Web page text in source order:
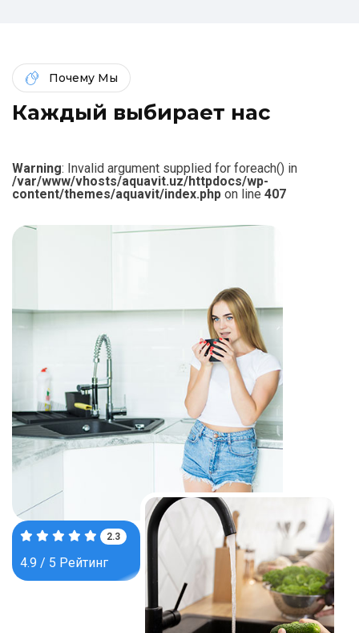
Почему Мы
Каждый выбирает нас
Warning: Invalid argument supplied for foreach() in
/var/www/vhosts/aquavit.uz/httpdocs/wp-
content/themes/aquavit/index.php on line 407
3.7
4.9 / 5 Рейтинг